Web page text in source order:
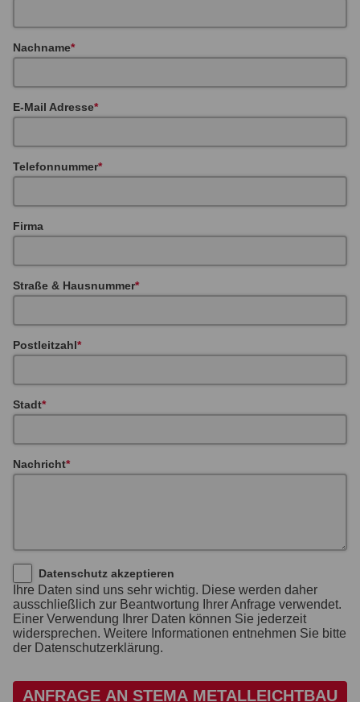
Nachname
E-Mail Adresse
Telefonnummer
Firma
Straße & Hausnummer
Postleitzahl
Stadt
Nachricht
Datenschutz akzeptieren
Ihre Daten sind uns sehr wichtig. Diese werden daher
ausschließlich zur Beantwortung Ihrer Anfrage verwendet.
Einer Verwendung Ihrer Daten können Sie jederzeit
widersprechen. Weitere Informationen entnehmen Sie bitte
der Datenschutzerklärung.
ANFRAGE AN STEMA METALLEICHTBAU